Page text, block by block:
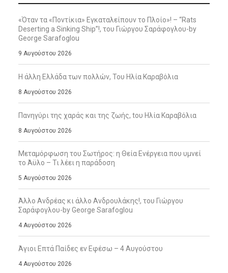
«Όταν τα «Ποντίκια» Εγκαταλείπουν το Πλοίο»! – “Rats
Deserting a Sinking Ship”!, του Γιώργου Σαράφογλου-by
George Sarafoglou
9 Αυγούστου 2026
Η άλλη Ελλάδα των πολλών, Του Ηλία Καραβόλια
8 Αυγούστου 2026
Πανηγύρι της χαράς και της ζωής, tου Ηλία Καραβόλια
8 Αυγούστου 2026
Μεταμόρφωση του Σωτήρος: η Θεία Ενέργεια που υμνεί
το Άϋλο – Τι λέει η παράδοση
5 Αυγούστου 2026
Άλλο Ανδρέας κι άλλο Ανδρουλάκης!, του Γιώργου
Σαράφογλου-by George Sarafoglou
4 Αυγούστου 2026
Άγιοι Επτά Παίδες εν Εφέσω – 4 Αυγούστου
4 Αυγούστου 2026